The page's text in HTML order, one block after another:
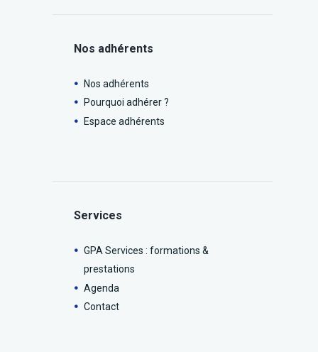
Nos adhérents
Nos adhérents
Pourquoi adhérer ?
Espace adhérents
Services
GPA Services : formations &
prestations
Agenda
Contact